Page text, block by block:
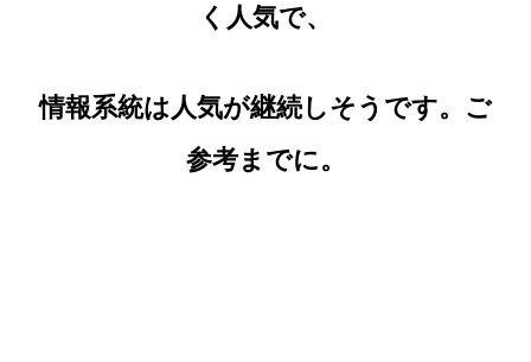
く人気で、
情報系統は人気が継続しそうです。ご
参考までに。